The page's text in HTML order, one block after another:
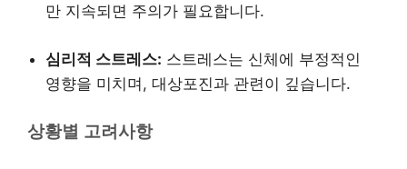
만 지속되면 주의가 필요합니다.
심리적 스트레스: 스트레스는 신체에 부정적인
영향을 미치며, 대상포진과 관련이 깊습니다.
상황별 고려사항